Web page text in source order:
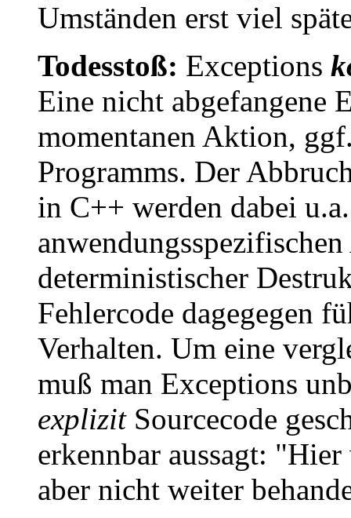
Umständen erst viel
Todesstoß: Exceptions
Eine nicht abgefangene
momentanen Aktion,
Programms. Der
in C++ werden dabei
deterministischer
Fehlercode dagegegen
Verhalten. Um eine
muß man Exceptions
explizitSourcecode
erkennbar aussagt:
aber nicht weiter